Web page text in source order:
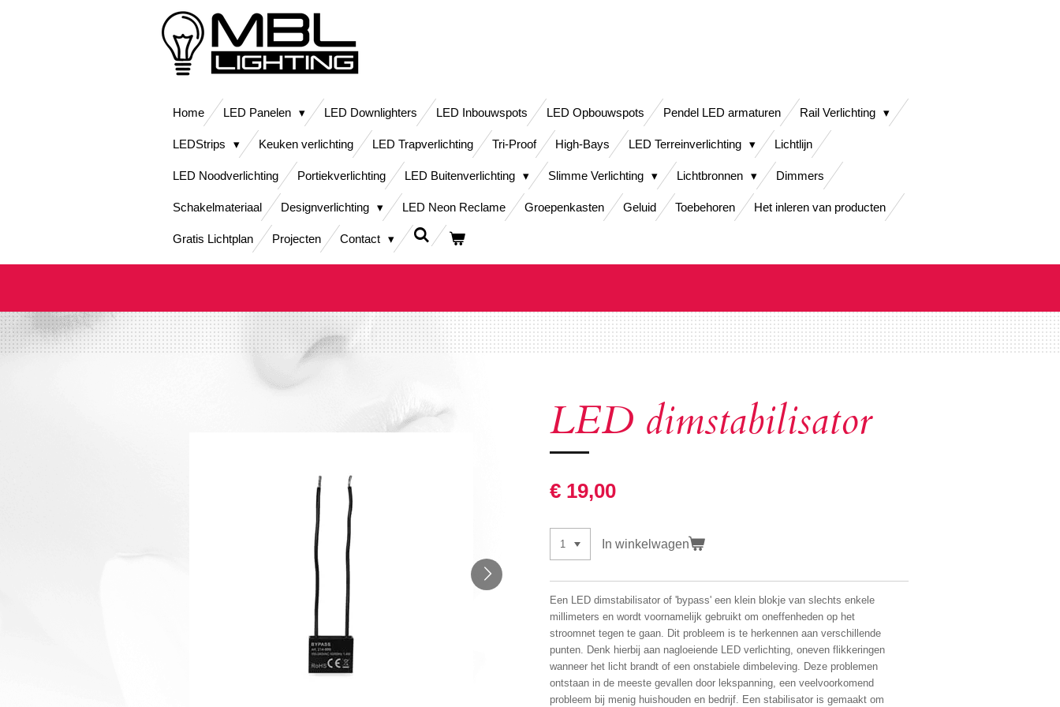
Home LED Panelen LED Downlighters LED Inbouwspots LED Opbouwspots Pendel LED armaturen Rail Verlichting
LEDStrips Keuken verlichting LED Trapverlichting Tri-Proof High-Bays LED Terreinverlichting Lichtlijn
LED Noodverlichting Portiekverlichting LED Buitenverlichting Slimme Verlichting Lichtbronnen Dimmers
Schakelmateriaal Designverlichting LED Neon Reclame Groepenkasten Geluid Toebehoren Het inleren van producten
Gratis Lichtplan Projecten Contact
LED dimstabilisator
€ 19,00
In winkelwagen
Een LED dimstabilisator of 'bypass' een klein blokje van slechts enkele
millimeters en wordt voornamelijk gebruikt om oneffenheden op het
stroomnet tegen te gaan. Dit probleem is te herkennen aan verschillende
punten. Denk hierbij aan nagloeiende LED verlichting, oneven flikkeringen
wanneer het licht brandt of een onstabiele dimbeleving. Deze problemen
ontstaan in de meeste gevallen door lekspanning, een veelvoorkomend
probleem bij menig huishouden en bedrijf. Een stabilisator is gemaakt om